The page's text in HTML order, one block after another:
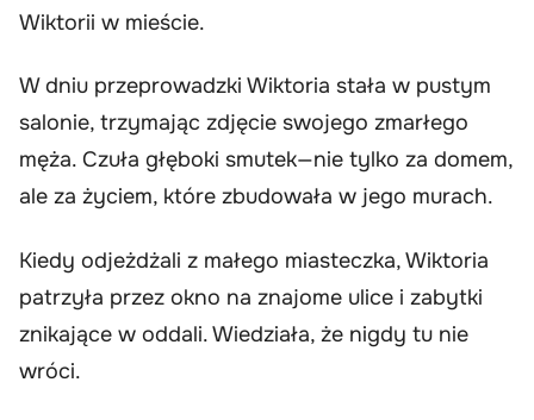
Wiktorii w mieście.
W dniu przeprowadzki Wiktoria stała w pustym
salonie, trzymając zdjęcie swojego zmarłego
męża. Czuła głęboki smutek—nie tylko za domem,
ale za życiem, które zbudowała w jego murach.
Kiedy odjeżdżali z małego miasteczka, Wiktoria
patrzyła przez okno na znajome ulice i zabytki
znikające w oddali. Wiedziała, że nigdy tu nie
wróci.